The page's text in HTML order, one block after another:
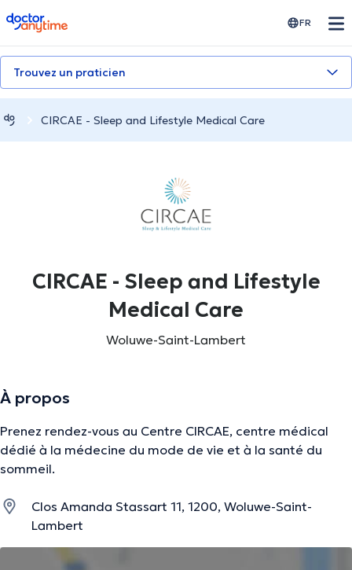
doctoranytime FR
Trouvez un praticien
CIRCAE - Sleep and Lifestyle Medical Care
CIRCAE - Sleep and Lifestyle
Medical Care
Woluwe-Saint-Lambert
À propos
Prenez rendez-vous au Centre CIRCAE, centre médical
dédié à la médecine du mode de vie et à la santé du
sommeil.
Clos Amanda Stassart 11, 1200, Woluwe-Saint-
Lambert